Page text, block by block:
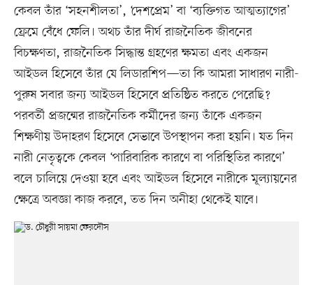
কেবল তাঁর ‘সহনশীলতা’, ‘দেশপ্রেম’ বা ‘ব্যক্তিগত আত্মত্যাগের’
ফ্রেমে বেঁধে ফেলি। অথচ তাঁর দীর্ঘ রাজনৈতিক জীবনের
বিচক্ষণতা, রাজনৈতিক সিদ্ধান্ত গ্রহণের ক্ষমতা এবং একজন
আইডল হিসেবে তাঁর যে লিডারশিপ—তা কি আমরা সাধারণ নারী-
পুরুষ সবার জন্য আইডল হিসেবে প্রতিষ্ঠিত করতে পেরেছি?
পরবর্তী প্রজন্মের রাজনৈতিক কর্মীদের জন্য তাঁকে একজন
শিক্ষণীয় উদাহরণ হিসেবে সেভাবে উপস্থাপন করা হয়নি। যত দিন
নারী নেতৃত্বকে কেবল ‘পারিবারিক কারণে বা পরিস্থিতির কারণে’
বলে চালিয়ে দেওয়া হবে এবং আইডল হিসেবে নারীকে মূল্যায়নের
ক্ষেত্রে অবজ্ঞা কাজ করবে, তত দিন অনীহা থেকেই যাবে।